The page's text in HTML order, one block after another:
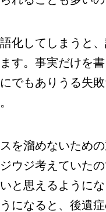
化してしまうと
す。事実だけを
でもありうる失
を溜めないため
ウジ考えていた
と思えるように
になると、後遺